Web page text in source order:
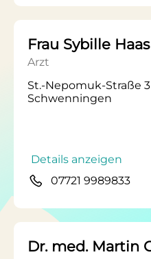
Frau Sybille Haas
Arzt
St.-Nepomuk-Straße
Schwenningen
Details anzeigen
07721 9989833
Dr. med. Martin